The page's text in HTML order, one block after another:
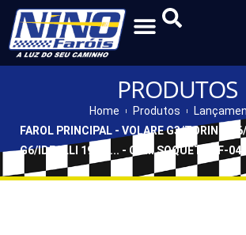
PRODUTOS
Home Produtos
FAROL PRINCIPAL - VOLARE G3/TORINO
G6/IDEALLI 1998/... - COM SOQUETE - F-